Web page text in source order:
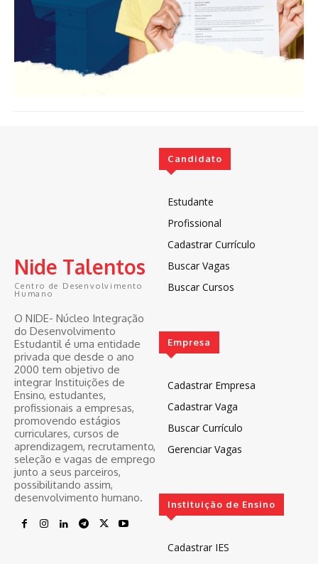
Nide Talentos
Centro de Desenvolvimento
Humano
O NIDE- Núcleo Integração
do Desenvolvimento
Estudantil é uma entidade
privada que desde o ano
2000 tem objetivo de
integrar Instituições de
Ensino, estudantes,
profissionais a empresas,
promovendo estágios
curriculares, cursos de
aprendizagem, recrutamento,
seleção e vagas de emprego
junto a seus parceiros,
possibilitando assim,
desenvolvimento humano.
Candidato
Estudante
Profissional
Cadastrar Currículo
Buscar Vagas
Buscar Cursos
Empresa
Cadastrar Empresa
Cadastrar Vaga
Buscar Currículo
Gerenciar Vagas
Instituição de Ensino
Cadastrar IES